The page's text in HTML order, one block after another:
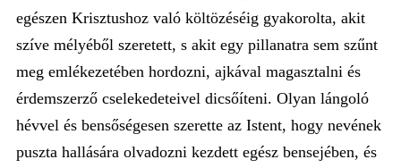
egészen Krisztushoz való költözéséig gyakorolta, akit
szíve mélyéből szeretett, s akit egy pillanatra sem szűnt
meg emlékezetében hordozni, ajkával magasztalni és
érdemszerző cselekedeteivel dicsőíteni. Olyan lángoló
hévvel és bensőségesen szerette az Istent, hogy nevének
puszta hallására olvadozni kezdett egész bensejében, és